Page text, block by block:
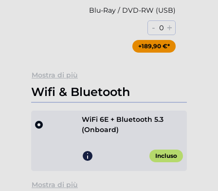
Blu-Ray / DVD-RW (USB)
- 0 +
+189,90 €*
Mostra di più
Wifi & Bluetooth
WiFi 6E + Bluetooth 5.3
(Onboard)
Incluso
Mostra di più